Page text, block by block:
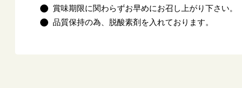
賞味期限に関わらずお早めにお召し上がり下さい。
品質保持の為、脱酸素剤を入れております。